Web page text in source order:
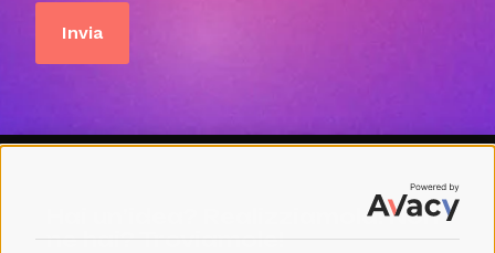
Hai un’idea? Realizziamola! Non
ne hai? Troviamole!